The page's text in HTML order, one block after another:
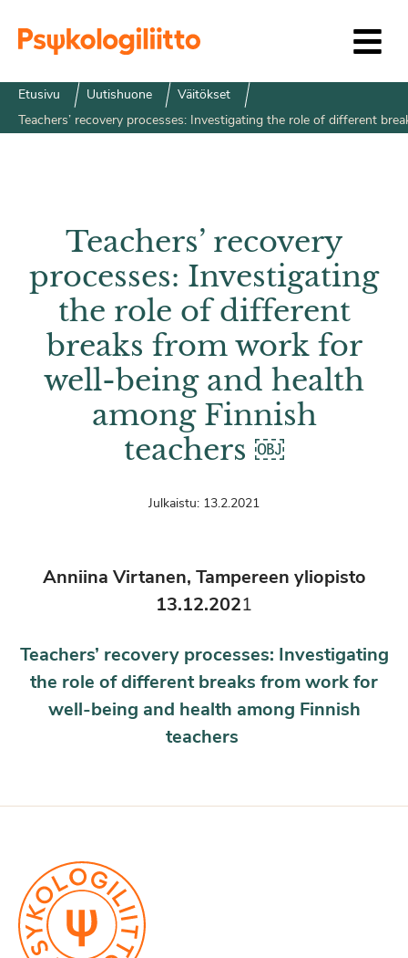
Etusivu Uutishuone
Väitökset
Teachers’ recovery processes: Investigating the role of different
Teachers’ recovery
processes: Investigating
the role of different
breaks from work for
well-being and health
among Finnish
teachers ￼
Julkaistu: 13.2.2021
Anniina Virtanen, Tampereen yliopisto
13.12.2021
Teachers’ recovery processes: Investigating
the role of different breaks from work for
well-being and health among Finnish
teachers